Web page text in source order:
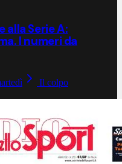
alla Serie A:
I numeri da
Il colpo